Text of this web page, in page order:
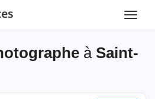
Toggle
à Saint-